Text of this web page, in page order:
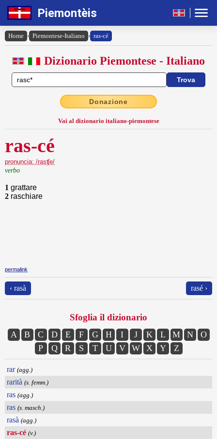
Piemontèis
Home › Piemontese-Italiano › ras-cé
Dizionario Piemontese - Italiano
Donazione
Vai al dizionario italiano-piemontese
ras-cé
pronuncia: /rasʧe/
verbo
1 grattare
2 raschiare
permalink
‹ rasà rasé ›
Sfoglia il dizionario
A B C D E F G H I J K L M N
O
P
Q R S T U V W X Y Z
rar (agg.)
rarità (s. femm.)
ras (agg.)
ras (s. masch.)
rasà (agg.)
ras-cé (v.)